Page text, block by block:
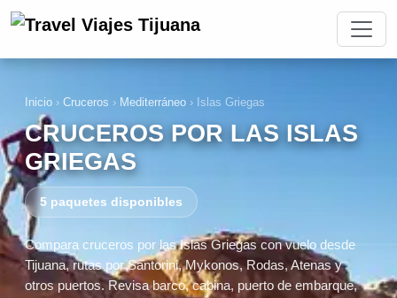
Inicio › Cruceros › Mediterráneo › Islas Griegas
CRUCEROS POR LAS ISLAS
GRIEGAS
5 paquetes disponibles
Compara cruceros por las Islas Griegas con vuelo desde
Tijuana, rutas por Santorini, Mykonos, Rodas, Atenas y
otros puertos. Revisa barco, cabina, puerto de embarque,